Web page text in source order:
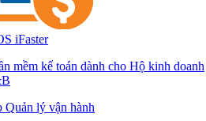
iFaster
mềm kế toán dành cho Hộ kinh doanh
Quản lý vận hành